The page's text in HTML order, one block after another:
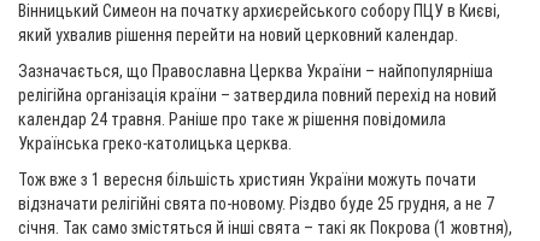
Вінницький Симеон на початку архиєрейського собору ПЦУ в Києві,
який ухвалив рішення перейти на новий церковний календар.
Зазначається, що Православна Церква України – найпопулярніша
релігійна організація країни – затвердила повний перехід на новий
календар 24 травня. Раніше про таке ж рішення повідомила
Українська греко-католицька церква.
Тож вже з 1 вересня більшість християн України можуть почати
відзначати релігійні свята по-новому. Різдво буде 25 грудня, а не 7
січня. Так само змістяться й інші свята – такі як Покрова (1 жовтня),